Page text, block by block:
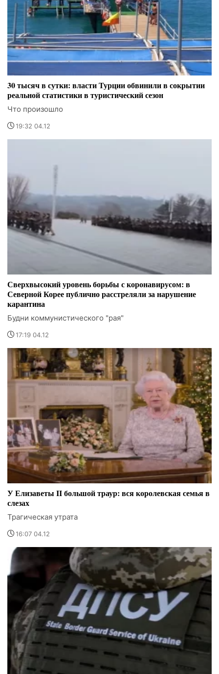
30 тысяч в сутки: власти Турции обвинили в сокрытии
реальной статистики в туристический сезон
Что произошло
19:32 04.12
Сверхвысокий уровень борьбы с коронавирусом: в
Северной Корее публично расстреляли за нарушение
карантина
Будни коммунистического "рая"
17:19 04.12
У Елизаветы II большой траур: вся королевская семья в
слезах
Трагическая утрата
16:07 04.12